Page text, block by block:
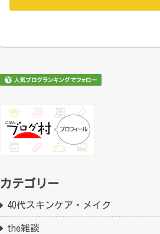
カテゴリー
40代スキンケア・メイク
the雑談